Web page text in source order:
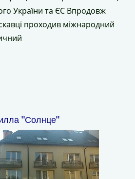
України та ЄС Впродовж
проходив міжнародний
"Солнце"